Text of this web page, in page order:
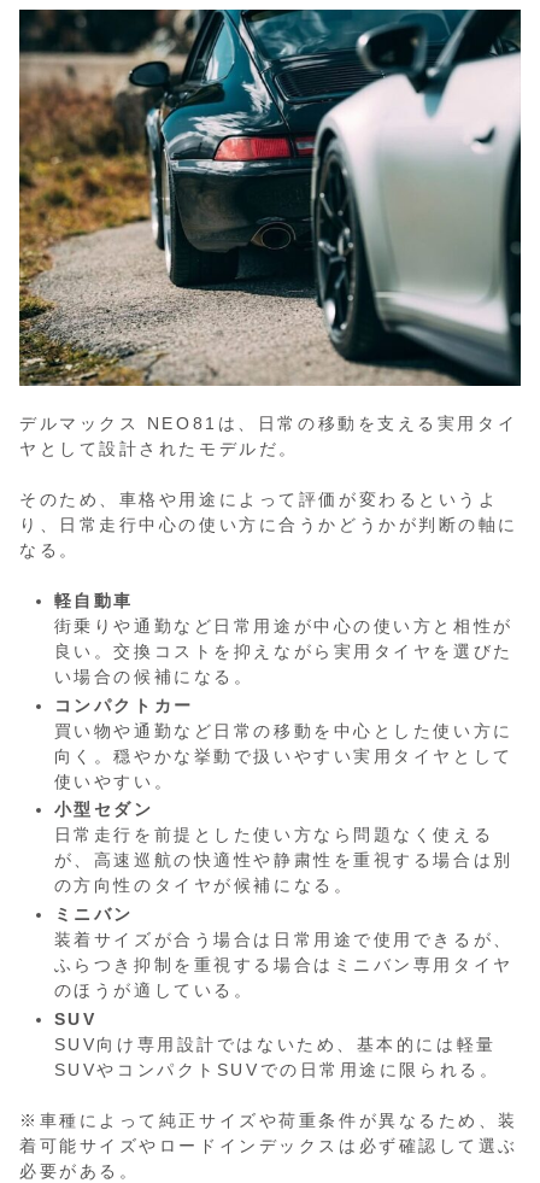
デルマックス NEO81は、日常の移動を支える実用タイ
ヤとして設計されたモデルだ。
そのため、車格や用途によって評価が変わるというよ
り、日常走行中心の使い方に合うかどうかが判断の軸に
なる。
軽自動車
街乗りや通勤など日常用途が中心の使い方と相性が
良い。交換コストを抑えながら実用タイヤを選びた
い場合の候補になる。
コンパクトカー
買い物や通勤など日常の移動を中心とした使い方に
向く。穏やかな挙動で扱いやすい実用タイヤとして
使いやすい。
小型セダン
日常走行を前提とした使い方なら問題なく使える
が、高速巡航の快適性や静粛性を重視する場合は別
の方向性のタイヤが候補になる。
ミニバン
装着サイズが合う場合は日常用途で使用できるが、
ふらつき抑制を重視する場合はミニバン専用タイヤ
のほうが適している。
SUV
SUV向け専用設計ではないため、基本的には軽量
SUVやコンパクトSUVでの日常用途に限られる。
※車種によって純正サイズや荷重条件が異なるため、装
着可能サイズやロードインデックスは必ず確認して選ぶ
必要がある。